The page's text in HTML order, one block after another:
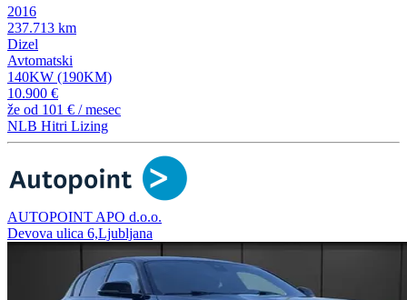
2016
237.713 km
Dizel
Avtomatski
140KW (190KM)
10.900 €
že od 101 € / mesec
NLB Hitri Lizing
AUTOPOINT APO d.o.o.
Devova ulica 6,Ljubljana